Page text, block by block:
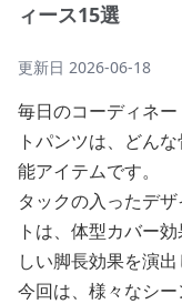
ィース15選
更新日 2026-06-18
毎日のコーディネ
トパンツは、どん
能アイテムです。
タックの入ったデ
トは、体型カバー
しい脚長効果を演出
今回は、様々なシ